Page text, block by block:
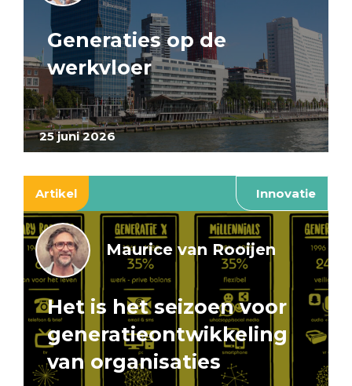
25 juni 2026
Generaties op de
werkvloer
Artikel Innovatie
Maurice van Rooijen
Het is het seizoen voor
generatieontwikkeling
van organisaties